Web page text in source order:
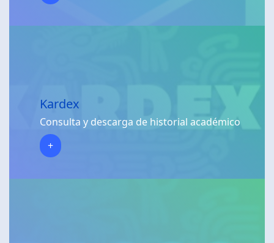
Kardex
Consulta y descarga de historial académico
+